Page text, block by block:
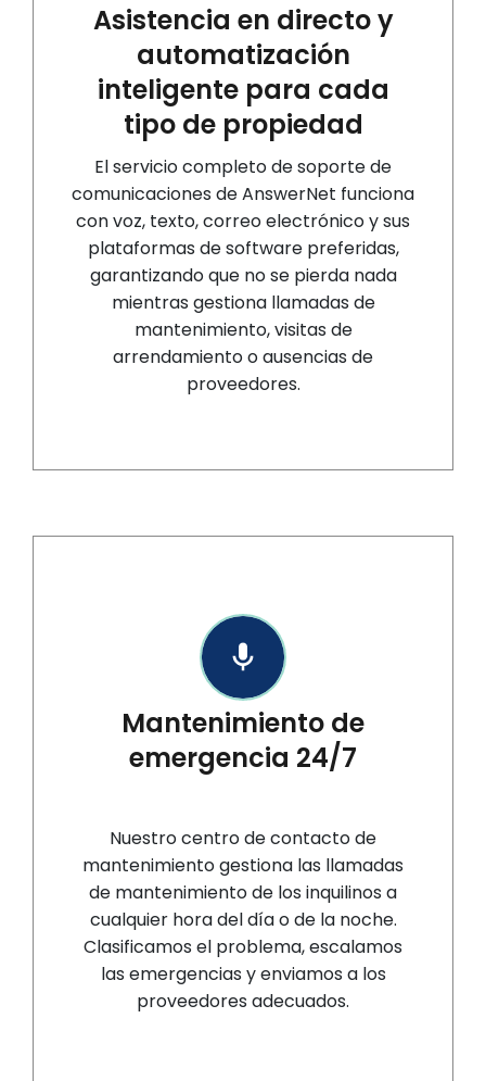
Asistencia en directo y
automatización
inteligente para cada
tipo de propiedad
El servicio completo de soporte de
comunicaciones de AnswerNet funciona
con voz, texto, correo electrónico y sus
plataformas de software preferidas,
garantizando que no se pierda nada
mientras gestiona llamadas de
mantenimiento, visitas de
arrendamiento o ausencias de
proveedores.
Mantenimiento de
emergencia 24/7
Nuestro centro de contacto de
mantenimiento gestiona las llamadas
de mantenimiento de los inquilinos a
cualquier hora del día o de la noche.
Clasificamos el problema, escalamos
las emergencias y enviamos a los
proveedores adecuados.